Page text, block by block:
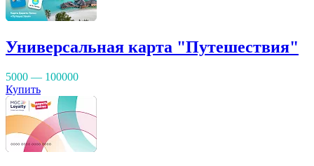
Универсальная карта "Путешествия"
5000 — 100000
Купить